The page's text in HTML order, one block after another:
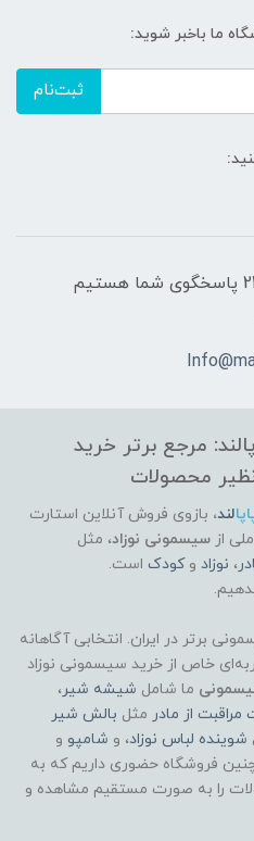
ما باخبر شوید:
ثبت‌نام
مرجع برتر خرید
محصولات
لند، بازوی فروش آنلاین استارت
از سیسمونی نوزاد، مثل
، نوزاد وکودک است.
برتر در ایران. انتخابی آگاهانه
خاص از خرید سیسمونی نوزاد
ما شامل شیشه شیر،
از مادر مثل بالش شیر
شوینده لباس نوزاد، و شامپو و
فروشگاه حضوری داریم که به
را به صورت مستقیم مشاهده و